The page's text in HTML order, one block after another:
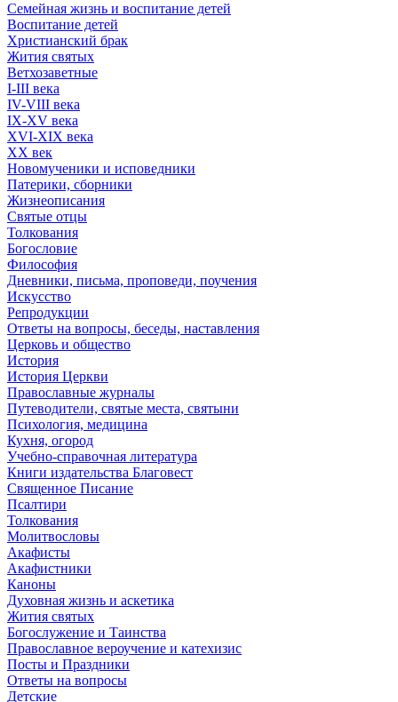
Семейная жизнь и воспитание детей
Воспитание детей
Христианский брак
Жития святых
Ветхозаветные
I-III века
IV-VIII века
IX-XV века
XVI-XIX века
XX век
Новомученики и исповедники
Патерики, сборники
Жизнеописания
Святые отцы
Толкования
Богословие
Философия
Дневники, письма, проповеди, поучения
Искусство
Репродукции
Ответы на вопросы, беседы, наставления
Церковь и общество
История
История Церкви
Православные журналы
Путеводители, святые места, святыни
Психология, медицина
Кухня, огород
Учебно-справочная литература
Книги издательства Благовест
Священное Писание
Псалтири
Толкования
Молитвословы
Акафисты
Акафистники
Каноны
Духовная жизнь и аскетика
Жития святых
Богослужение и Таинства
Православное вероучение и катехизис
Посты и Праздники
Ответы на вопросы
Детские